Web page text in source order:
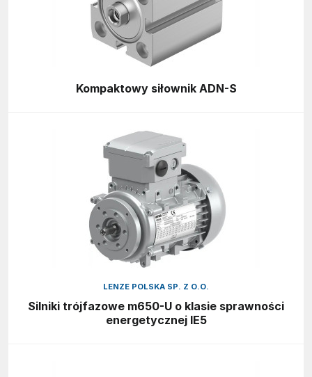
Kompaktowy siłownik ADN-S
LENZE POLSKA SP. Z O.O.
Silniki trójfazowe m650-U o klasie sprawności
energetycznej IE5